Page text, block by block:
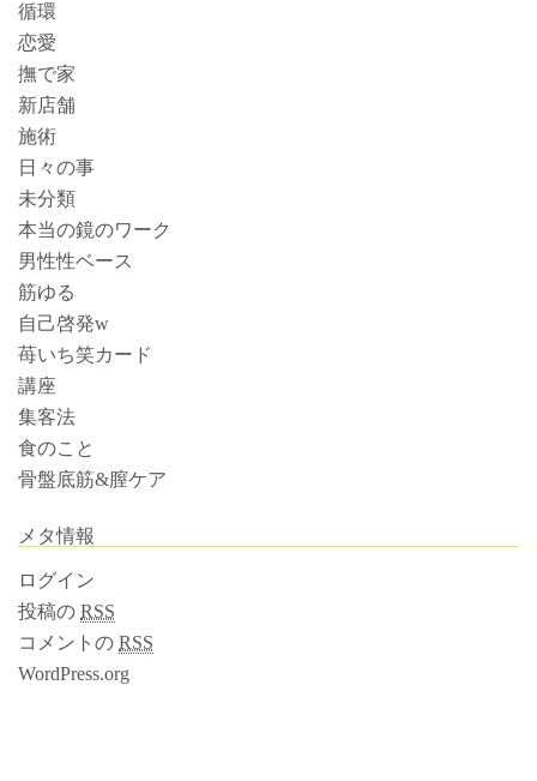
循環
恋愛
撫で家
新店舗
施術
日々の事
未分類
本当の鏡のワーク
男性性ベース
筋ゆる
自己啓発w
苺いち笑カード
講座
集客法
食のこと
骨盤底筋&膣ケア
メタ情報
ログイン
投稿の RSS
コメントの RSS
WordPress.org